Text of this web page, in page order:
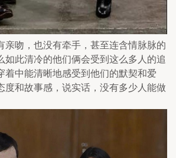
亲吻，也没有牵手，甚至连含情脉脉的
如此清冷的他们俩会受到这么多人的追
着中能清晰地感受到他们的默契和爱
度和故事感，说实话，没有多少人能做